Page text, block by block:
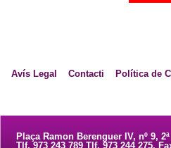
Avís Legal Contacti Política de
Plaça Ramon Berenguer IV, nº 9,
Tlf. 973 243 789 Tlf. 973 244 275.